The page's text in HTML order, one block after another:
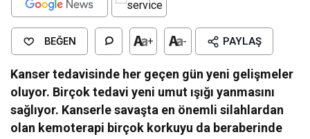
BEĞEN + - PAYLAŞ
Kanser tedavisinde her geçen gün yeni gelişmeler
oluyor. Birçok tedavi yeni umut ışığı yanmasını
sağlıyor. Kanserle savaşta en önemli silahlardan
olan kemoterapi birçok korkuyu da beraberinde